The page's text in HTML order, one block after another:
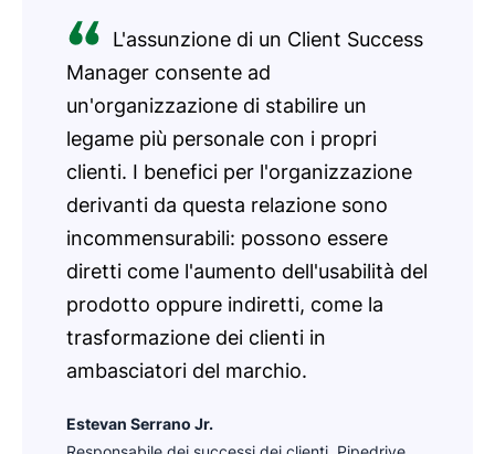
L'assunzione di un Client Success
Manager consente ad
un'organizzazione di stabilire un
legame più personale con i propri
clienti. I benefici per l'organizzazione
derivanti da questa relazione sono
incommensurabili: possono essere
diretti come l'aumento dell'usabilità del
prodotto oppure indiretti, come la
trasformazione dei clienti in
ambasciatori del marchio.
Estevan Serrano Jr.